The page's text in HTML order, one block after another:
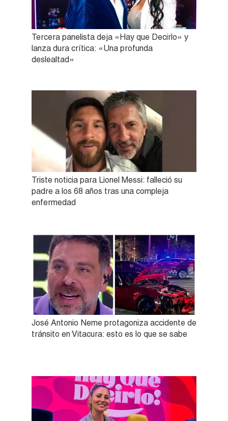
Tercera panelista deja «Hay que Decirlo» y
lanza dura crítica: «Una profunda
deslealtad»
Triste noticia para Lionel Messi: falleció su
padre a los 68 años tras una compleja
enfermedad
José Antonio Neme protagoniza accidente de
tránsito en Vitacura: esto es lo que se sabe